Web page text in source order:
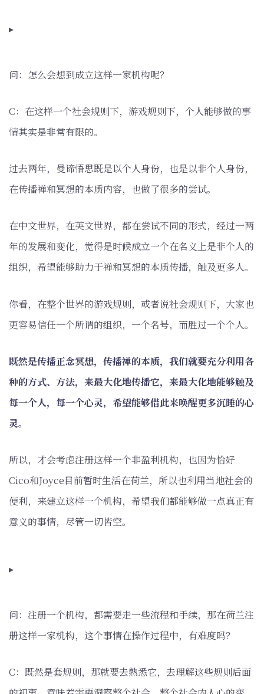
▸
问：怎么会想到成立这样一家机构呢？
C：在这样一个社会规则下，游戏规则下，个人能够做的事
情其实是非常有限的。
过去两年，曼谛悟思既是以个人身份，也是以非个人身份，
在传播禅和冥想的本质内容，也做了很多的尝试。
在中文世界，在英文世界，都在尝试不同的形式，经过一两
年的发展和变化，觉得是时候成立一个在名义上是非个人的
组织，希望能够助力于禅和冥想的本质传播，触及更多人。
你看，在整个世界的游戏规则，或者说社会规则下，大家也
更容易信任一个所谓的组织，一个名号，而胜过一个个人。
既然是传播正念冥想，传播禅的本质，我们就要充分利用各
种的方式、方法，来最大化地传播它，来最大化地能够触及
每一个人，每一个心灵，希望能够借此来唤醒更多沉睡的心
灵。
所以，才会考虑注册这样一个非盈利机构，也因为恰好
Cico和Joyce目前暂时生活在荷兰，所以也利用当地社会的
便利，来建立这样一个机构，希望我们都能够做一点真正有
意义的事情，尽管一切皆空。
▸
问：注册一个机构，都需要走一些流程和手续，那在荷兰注
册这样一家机构，这个事情在操作过程中，有难度吗？
C：既然是套规则，那就要去熟悉它，去理解这些规则后面